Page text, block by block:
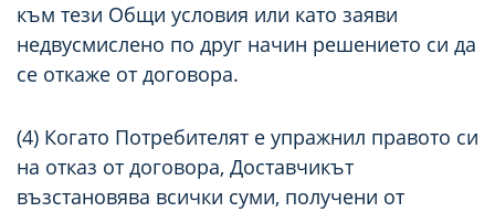
към тези Общи условия или като заяви
недвусмислено по друг начин решението си да
се откаже от договора.
(4) Когато Потребителят е упражнил правото си
на отказ от договора, Доставчикът
възстановява всички суми, получени от